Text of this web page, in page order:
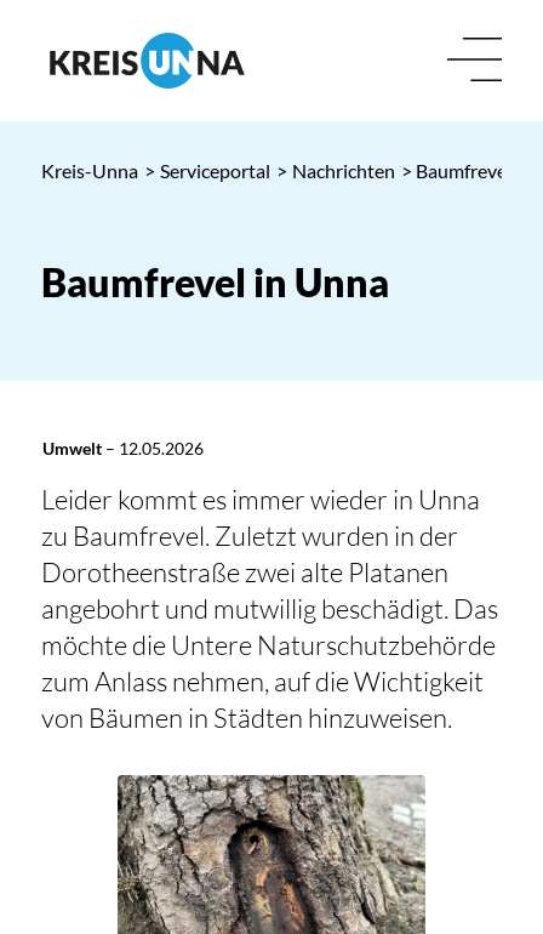
Kreis-Unna > Serviceportal > Nachrichten > Baumfrevel in
Baumfrevel in Unna
Umwelt– 12.05.2026
Leider kommt es immer wieder in Unna
zu Baumfrevel. Zuletzt wurden in der
Dorotheenstraße zwei alte Platanen
angebohrt und mutwillig beschädigt. Das
möchte die Untere Naturschutzbehörde
zum Anlass nehmen, auf die Wichtigkeit
von Bäumen in Städten hinzuweisen.